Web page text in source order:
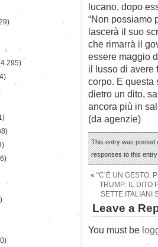
lucano, dopo
“Non possiamo
lascerà il suo
che rimarrà il
essere maggio
il lusso di avere
corpo. E questa
dietro un dito,
ancora più in
(da agenzie)
This entry was posted
responses to this
« “C’È UN GESTO,
TRUMP: IL DITO
SETTE ITALIANI
Leave a
You must be